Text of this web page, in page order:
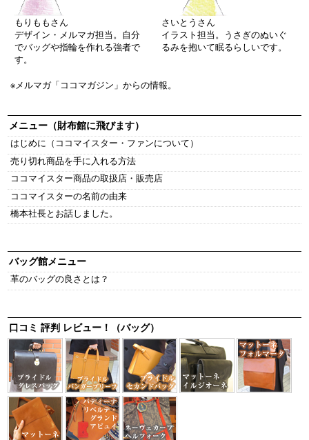
もりももさん
デザイン・メルマガ担当。自分
でバッグや指輪を作れる強者で
す。
さいとうさん
イラスト担当。うさぎのぬいぐ
るみを抱いて眠るらしいです。
※メルマガ「ココマガジン」からの情報。
メニュー（財布館に飛びます）
はじめに（ココマイスター・ファンについて）
売り切れ商品を手に入れる方法
ココマイスター商品の取扱店・販売店
ココマイスターの名前の由来
橋本社長とお話しました。
バッグ館メニュー
革のバッグの良さとは？
口コミ 評判 レビュー！（バッグ）